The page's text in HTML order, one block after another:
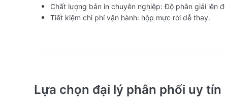
Chất lượng bản in chuyên nghiệp: Độ phân giải lên
Tiết kiệm chi phí vận hành: hộp mực rời dễ thay.
Lựa chọn đại lý phân phối uy tín